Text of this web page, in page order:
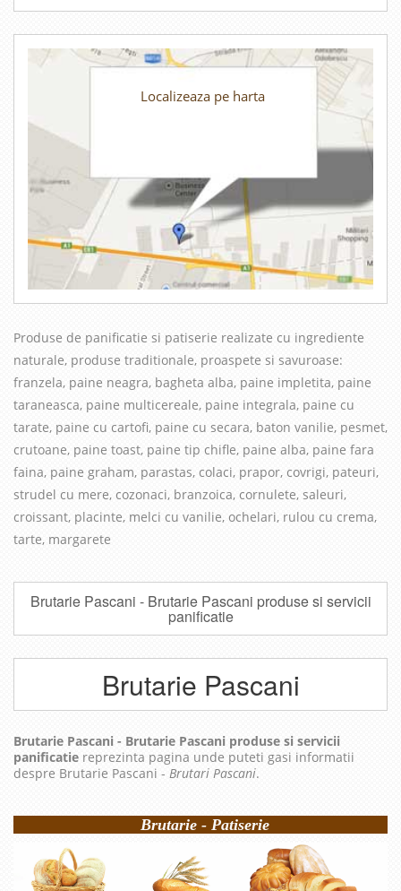
Localizeaza pe harta
Produse de panificatie si patiserie realizate cu ingrediente
naturale, produse traditionale, proaspete si savuroase:
franzela, paine neagra, bagheta alba, paine impletita, paine
taraneasca, paine multicereale, paine integrala, paine cu
tarate, paine cu cartofi, paine cu secara, baton vanilie, pesmet,
crutoane, paine toast, paine tip chifle, paine alba, paine fara
faina, paine graham, parastas, colaci, prapor, covrigi, pateuri,
strudel cu mere, cozonaci, branzoica, cornulete, saleuri,
croissant, placinte, melci cu vanilie, ochelari, rulou cu crema,
tarte, margarete
Brutarie Pascani - Brutarie Pascani produse si servicii
panificatie
Brutarie Pascani
Brutarie Pascani - Brutarie Pascani produse si servicii
panificatie reprezinta pagina unde puteti gasi informatii
despre Brutarie Pascani - Brutari Pascani.
Brutarie - Patiserie